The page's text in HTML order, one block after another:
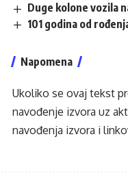
Duge kolone vozila
101 godina od
Napomena
Ukoliko se ovaj tekst
navođenje izvora uz
navođenja izvora i